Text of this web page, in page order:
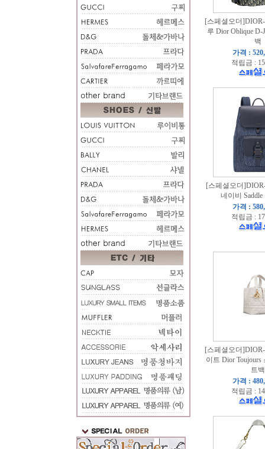
[스페셜오더
루 Dior Oblique D-
백
가격 :
적립금 :
[스페셜오더
네이비
가격 :
적립금 :
[스페셜오더
이트 Dior
트백
가격 :
적립금 :